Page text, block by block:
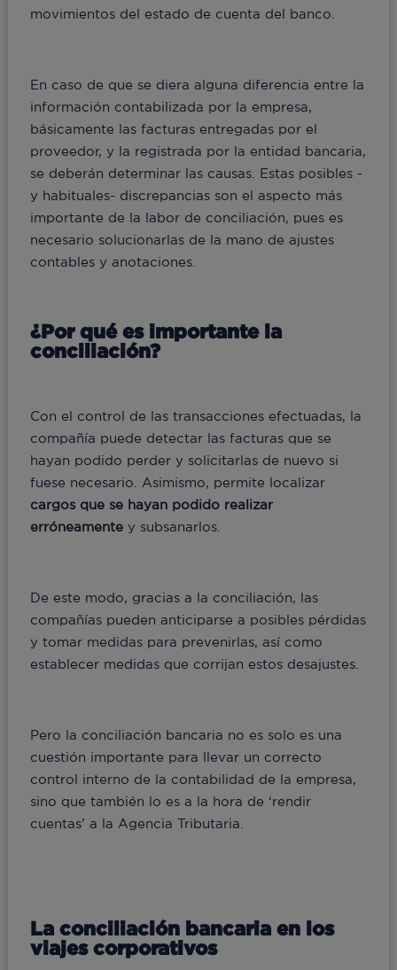
movimientos del estado de cuenta del banco.
En caso de que se diera alguna diferencia entre la
información contabilizada por la empresa,
básicamente las facturas entregadas por el
proveedor, y la registrada por la entidad bancaria,
se deberán determinar las causas. Estas posibles -
y habituales- discrepancias son el aspecto más
importante de la labor de conciliación, pues es
necesario solucionarlas de la mano de ajustes
contables y anotaciones.
¿Por qué es importante la
conciliación?
Con el control de las transacciones efectuadas, la
compañía puede detectar las facturas que se
hayan podido perder y solicitarlas de nuevo si
fuese necesario. Asimismo, permite localizar
cargos que se hayan podido realizar
erróneamentey subsanarlos.
De este modo, gracias a la conciliación, las
compañías pueden anticiparse a posibles pérdidas
y tomar medidas para prevenirlas, así como
establecer medidas que corrijan estos desajustes.
Pero la conciliación bancaria no es solo es una
cuestión importante para llevar un correcto
control interno de la contabilidad de la empresa,
sino que también lo es a la hora de ‘rendir
cuentas’ a la Agencia Tributaria.
La conciliación bancaria en los
viajes corporativos